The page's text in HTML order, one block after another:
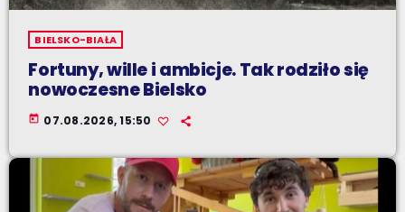
BIELSKO-BIAŁA
Fortuny, wille i ambicje. Tak rodziło się
nowoczesne Bielsko
today 07.08.2026, 15:50